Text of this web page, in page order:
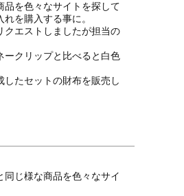
を色々なサイトを探して
を購入する事に。
クエストしましたが担当の
ークリップと比べると白色
たセットの財布を販売し
じ様な商品を色々なサイ